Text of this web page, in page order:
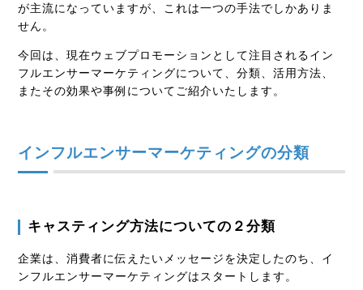
が主流になっていますが、これは一つの手法でしかありま
せん。
今回は、現在ウェブプロモーションとして注目されるイン
フルエンサーマーケティングについて、分類、活用方法、
またその効果や事例についてご紹介いたします。
インフルエンサーマーケティングの分類
キャスティング方法についての２分類
企業は、消費者に伝えたいメッセージを決定したのち、イ
ンフルエンサーマーケティングはスタートします。